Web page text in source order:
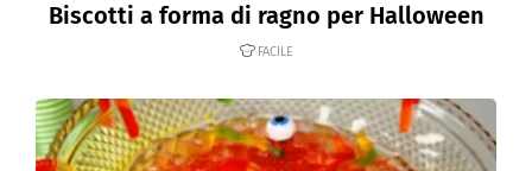
Biscotti a forma di ragno per Halloween
FACILE